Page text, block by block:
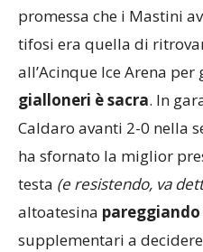
promessa che i Mastini
tifosi era quella di
all’Acinque Ice Arena per
gialloneri è sacra. In
Caldaro avanti 2-0 nella
ha sfornato la miglior
testa (e resistendo, va
altoatesina pareggiando
supplementari a